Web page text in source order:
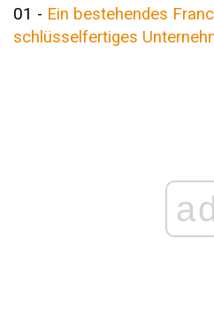
01 - Ein bestehendes
schlüsselfertiges